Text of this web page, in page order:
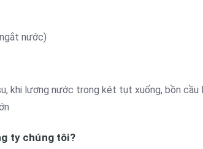
nước)
khi lượng nước trong két tụt xuống, bồn
ty chúng tôi?